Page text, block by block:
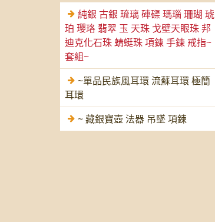
純銀 古銀 琉璃 硨磲 瑪瑙 珊瑚 琥
珀 瓔珞 翡翠 玉 天珠 戈壁天眼珠 邦
迪克化石珠 蜻蜓珠 項鍊 手鍊 戒指~
套組~
~單品民族風耳環 流蘇耳環 極簡
耳環
~ 藏銀寶壺 法器 吊墜 項鍊